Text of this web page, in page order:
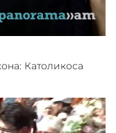
Католикоса